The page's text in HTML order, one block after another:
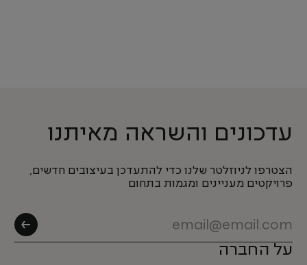
עדכונים והשראה מאיתנו
הצטרפו לניוזלטר שלנו כדי להתעדכן בעיצובים חדשים,
פרויקטים מעניינים ומגמות בתחום
על החברה